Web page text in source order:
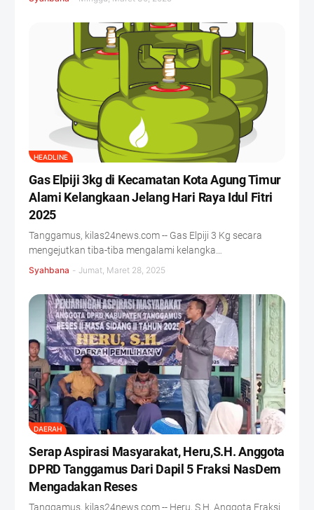
HEADLINE
Gas Elpiji 3kg di Kecamatan Kota Agung Timur
Alami Kelangkaan Jelang Hari Raya Idul Fitri
2025
Tanggamus, kilas24news.com -- Gas Elpiji 3 Kg secara
mengejutkan tiba-tiba mengalami kelangka…
Syahbana - Jumat, Maret 28, 2025
DAERAH
Serap Aspirasi Masyarakat, Heru,S.H. Anggota
DPRD Tanggamus Dari Dapil 5 Fraksi NasDem
Mengadakan Reses
Tanggamus, kilas24news.com -- Heru, S.H. Anggota Fraksi